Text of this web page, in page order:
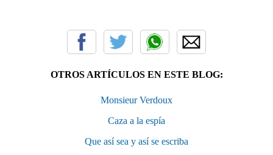
OTROS ARTÍCULOS EN ESTE BLOG:
Monsieur Verdoux
Caza a la espía
Que así sea y así se escriba